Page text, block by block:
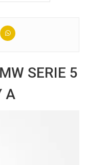
SERIE 5
A